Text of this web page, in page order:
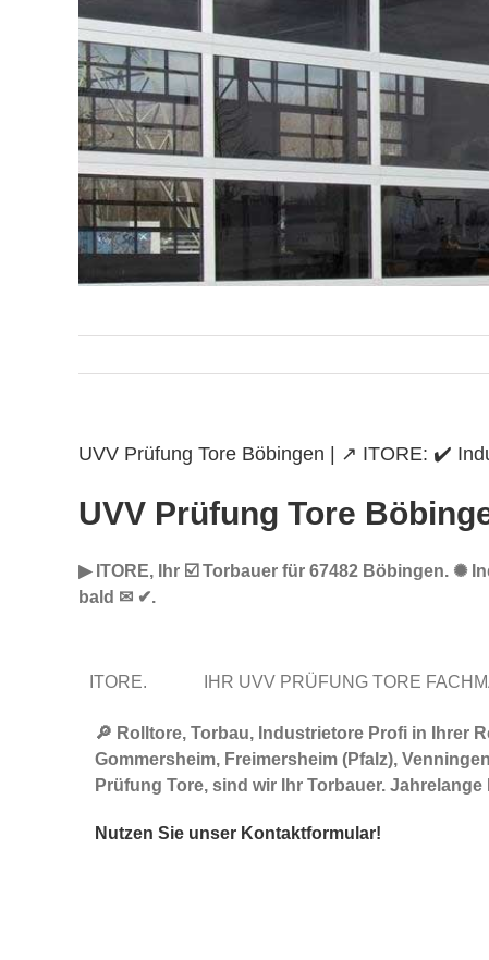
UVV Prüfung Tore Böbingen | ↗️ ITORE: ✔️
UVV Prüfung Tore
▶︎ ITORE, Ihr ☑️ Torbauer für 67482 Böbingen. ✺
bald ✉ ✔.
ITORE. IHR UVV PRÜFUNG TORE
🔎 Rolltore, Torbau, Industrietore Profi in
Gommersheim, Freimersheim (Pfalz),
Prüfung Tore, sind wir Ihr Torbauer.
Nutzen Sie unser Kontaktformular!